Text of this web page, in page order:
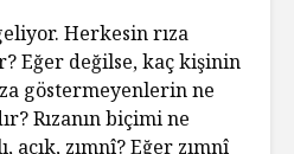
Herkesin rıza
Eğer değilse, kaç kişinin
göstermeyenlerin ne
Rızanın biçimi ne
açık, zımnî? Eğer zımnî